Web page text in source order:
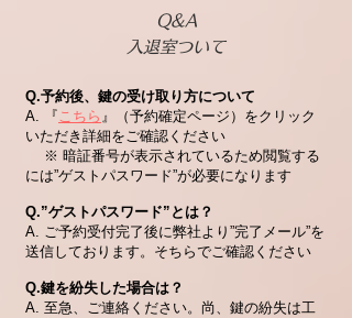
Q&A
入退室ついて
Q.予約後、 鍵の受け取り方について
A.
『こちら 』（予約確定ページ）をクリック
いただき詳細をご確認ください
※ 暗証番号が表示されているため閲覧する
には”ゲストパスワード”が必要になります
Q.”ゲストパスワード”とは？
A. ご予約受付完了後に弊社より”完了メール”を
送信しております。そちらでご確認ください
Q.鍵を紛失した場合は？
A. 至急、ご連絡ください。尚、鍵の紛失は工